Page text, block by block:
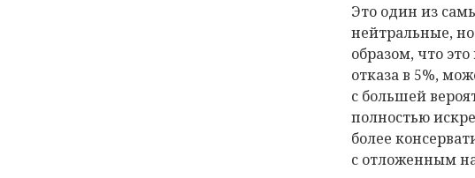
Это один из
нейтральные,
образом, что
отказа в 5%,
с большей
полностью
более
с отложенным